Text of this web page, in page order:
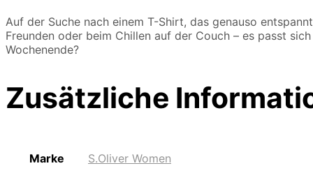
Auf der Suche nach einem T-Shirt, das genauso
Freunden oder beim Chillen auf der Couch – es passt
Wochenende?
Zusätzliche
Marke S.Oliver Women